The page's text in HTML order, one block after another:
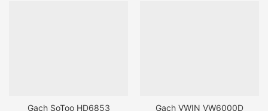
Gạch SoToo HD6853 Gạch VWIN VW6000D